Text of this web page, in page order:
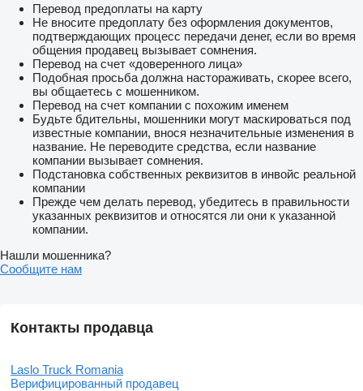
Перевод предоплаты на карту
Не вносите предоплату без оформления документов,
подтверждающих процесс передачи денег, если во время
общения продавец вызывает сомнения.
Перевод на счет «доверенного лица»
Подобная просьба должна настораживать, скорее всего,
вы общаетесь с мошенником.
Перевод на счет компании с похожим именем
Будьте бдительны, мошенники могут маскироваться под
известные компании, внося незначительные изменения в
название. Не переводите средства, если название
компании вызывает сомнения.
Подстановка собственных реквизитов в инвойс реальной
компании
Прежде чем делать перевод, убедитесь в правильности
указанных реквизитов и относятся ли они к указанной
компании.
Нашли мошенника?
Сообщите нам
Контакты продавца
Laslo Truck Romania
Верифицированный продавец